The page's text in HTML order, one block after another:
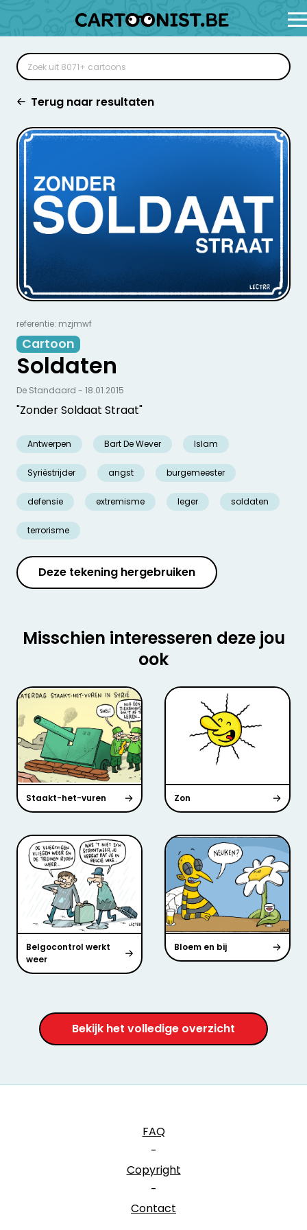
Terug naar resultaten
referentie: mzjmwf
Cartoon
Soldaten
"Zonder Soldaat Straat"
Antwerpen Bart De Wever Islam
Syriëstrijder angst burgemeester
defensie extremisme leger soldaten
terrorisme
De Standaard - 18.01.2015
Deze tekening hergebruiken
Misschien interesseren deze jou
ook
Staakt-het-vuren Zon
Belgocontrol werkt
weer
Bloem en bij
Bekijk het volledige overzicht
FAQ
-
Copyright
-
Contact